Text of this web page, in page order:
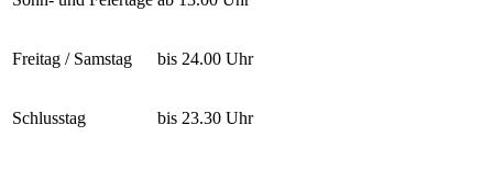
Freitag / Samstag bis 24.00 Uhr
Schlusstag bis 23.30 Uhr